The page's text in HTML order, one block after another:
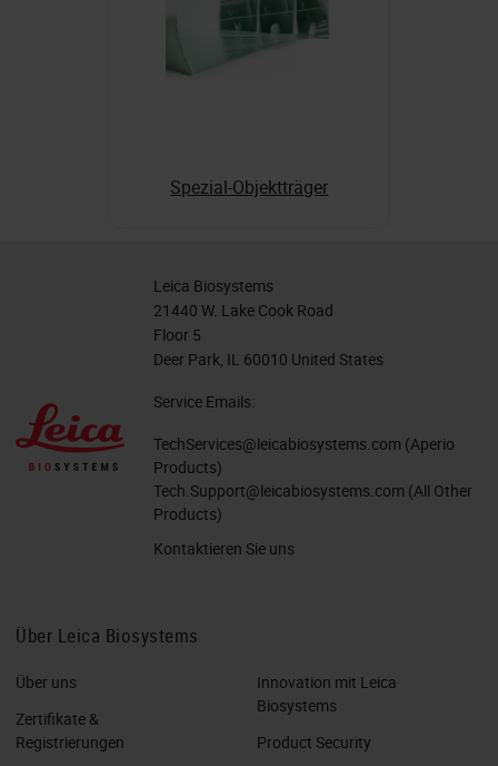
Spezial-Objektträger
Leica Biosystems
21440 W. Lake Cook Road
Floor 5
Deer Park, IL 60010 United States
Service Emails:
TechServices@leicabiosystems.com (Aperio
Products)
Tech.Support@leicabiosystems.com (All Other
Products)
Kontaktieren Sie uns
Über Leica Biosystems
Über uns
Zertifikate &
Registrierungen
Innovation mit Leica
Biosystems
Product Security